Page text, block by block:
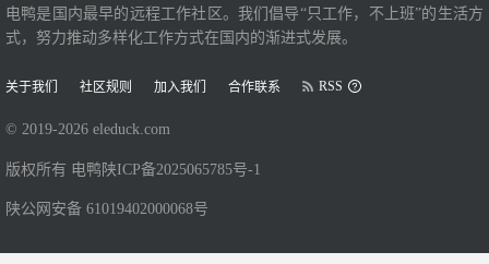
电鸭是国内最早的远程工作社区。我们倡导“只工作，不上班”的生活方
式，努力推动多样化工作方式在国内的渐进式发展。
关于我们 社区规则 加入我们 合作联系 RSS
© 2019-2026 eleduck.com
版权所有 电鸭 陕ICP备2025065785号-1
陕公网安备 61019402000068号